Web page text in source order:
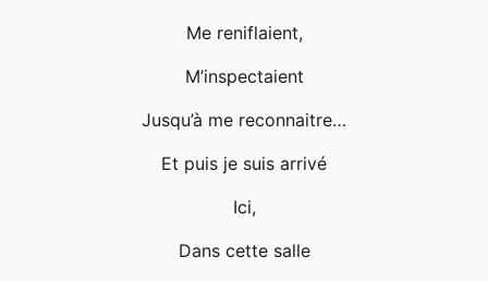
Me reniflaient,
M’inspectaient
Jusqu’à me reconnaitre…
Et puis je suis arrivé
Ici,
Dans cette salle